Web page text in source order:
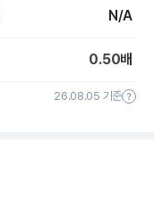
N/A
0.50배
26.08.05 기준